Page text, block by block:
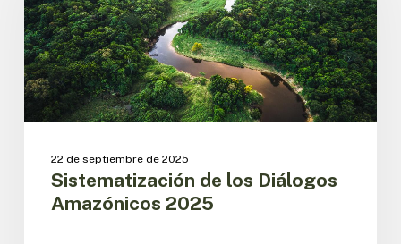
Amazónicos
2025
22 de septiembre de 2025
Sistematización de los Diálogos
Amazónicos 2025